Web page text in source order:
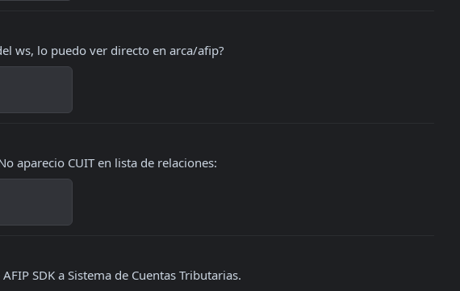
ws, lo puedo ver directo en arca/afip?
aparecio CUIT en lista de relaciones:
SDK a Sistema de Cuentas Tributarias.